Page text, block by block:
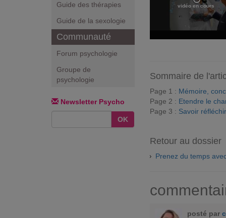
Guide des thérapies
Guide de la sexologie
Communauté
Forum psychologie
Groupe de
psychologie
Newsletter Psycho
OK
vidéo en cours
Sommaire de
Page 1 : Mémoire,
Page 2 : Etendre le
Page 3 : Savoir
Retour au dossier
Prenez du temps
posté par